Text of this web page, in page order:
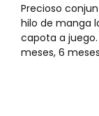
Precioso
hilo de manga
capota a juego.
meses, 6